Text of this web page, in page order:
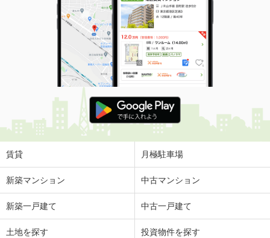
価 格
4.60万円
住 所
山形県米沢市中央７
専有面積 23.18m²
間取り
1K
山形県山形市久保田２
価 格
4.85万円
住 所
山形県山形市久保田２
専有面積
山形県寒河江市仲谷地１
4.60万円
賃貸 月極駐車場
新築マンション 中古マンション
新築一戸建て 中古一戸建て
土地を探す 投資物件を探す